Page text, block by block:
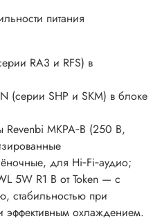
питания
RA3 и RFS) в
(серии SHP и SKM) в блоке
Revenbi MKPA‑B (250 В,
для Hi‑Fi‑аудио;
5W R1 B от Token — с
стабильностью при
эффективным охлаждением.